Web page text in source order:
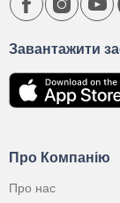
Про Компанію
Про нас
Завантажити